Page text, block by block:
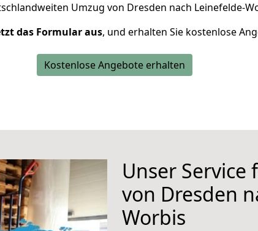
Umzug von Dresden nach Leinefelde-
das Formular aus, und erhalten Sie kostenlose
Kostenlose Angebote erhalten
Unser
von Dresden
Worbis